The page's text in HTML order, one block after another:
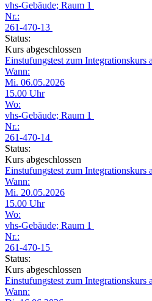
vhs-Gebäude; Raum 1
Nr.:
261-470-13
Status:
Kurs abgeschlossen
Einstufungstest zum Integrationskurs
Wann:
Mi. 06.05.2026
15.00 Uhr
Wo:
vhs-Gebäude; Raum 1
Nr.:
261-470-14
Status:
Kurs abgeschlossen
Einstufungstest zum Integrationskurs
Wann:
Mi. 20.05.2026
15.00 Uhr
Wo:
vhs-Gebäude; Raum 1
Nr.:
261-470-15
Status:
Kurs abgeschlossen
Einstufungstest zum Integrationskurs
Wann: